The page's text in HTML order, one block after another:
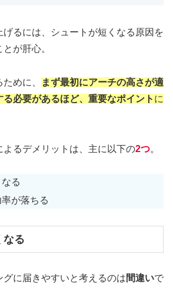
げるには、シュートが短くなる原因を
が肝心。
めに、
まず最初にアーチの高さが適
必要があるほど、重要なポイント に
よるデメリットは、主に以下の2つ。
る
が落ちる
なる
に届きやすいと考えるのは間違いで